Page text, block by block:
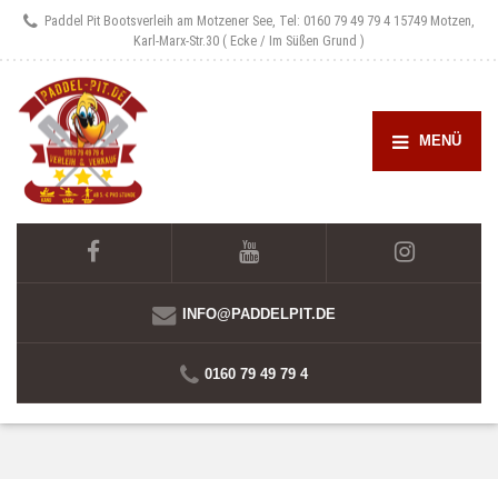
Paddel Pit Bootsverleih am Motzener See, Tel: 0160 79 49 79 4 15749 Motzen,
Karl-Marx-Str.30 ( Ecke / Im Süßen Grund )
MENÜ
INFO@PADDELPIT.DE
0160 79 49 79 4